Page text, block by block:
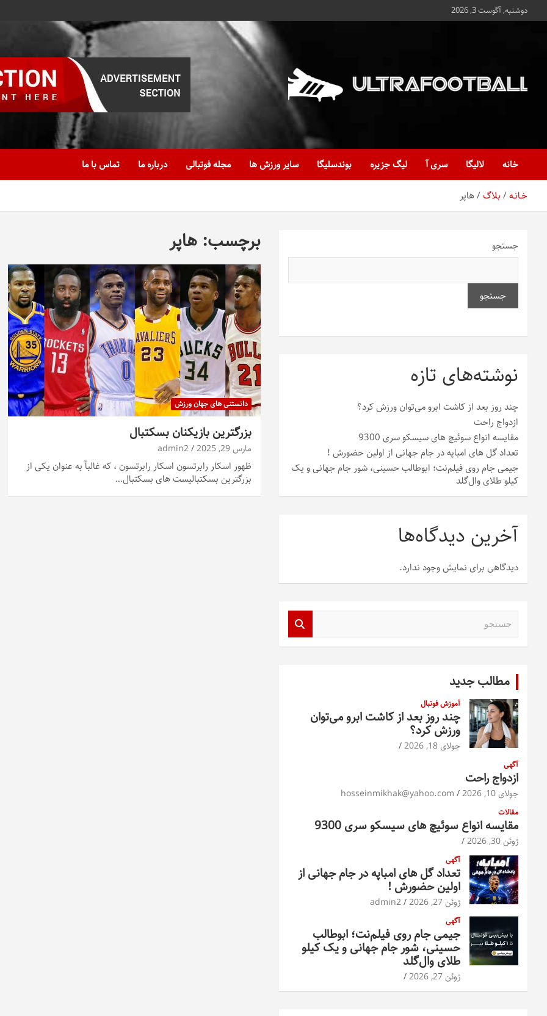
محتوا
دوشنبه, آگوست 3, 2026
Ultrafootball
خانه
لالیگا سری آ لیگ جزیره بوندسلیگا سایر ورزش ها مجله فوتبالی درباره ما تماس با ما
خـانـه بلاگ هاپر
برچسب: هاپر
دانستنی های جهان ورزش
بزرگترین بازیکنان بسکتبال
مارس 29, 2025 admin2
ظهور اسکار رابرتسون اسکار رابرتسون ، که غالباً به عنوان یکی از
بزرگترین بسکتبالیست های بسکتبال…
جستجو
جستجو
نوشته‌های تازه
چند روز بعد از کاشت ابرو می‌توان ورزش کرد؟
ازدواج راحت
مقایسه انواع سوئیچ های سیسکو سری 9300
تعداد گل های امباپه در جام جهانی از اولین حضورش !
جیمی جام روی فیلم‌نت؛ ابوطالب حسینی، شور جام جهانی و یک
کیلو طلای وال‌گلد
آخرین دیدگاه‌ها
دیدگاهی برای نمایش وجود ندارد.
مطالب جدید
آموزش فوتبال
چند روز بعد از کاشت ابرو می‌توان
ورزش کرد؟
جولای 18, 2026
آگهی
ازدواج راحت
جولای 10, 2026 hosseinmikhak@yahoo.com
مقالات
مقایسه انواع سوئیچ های سیسکو سری 9300
ژوئن 30, 2026
آگهی
تعداد گل های امباپه در جام جهانی از
اولین حضورش !
ژوئن 27, 2026 admin2
آگهی
جیمی جام روی فیلم‌نت؛ ابوطالب
حسینی، شور جام جهانی و یک کیلو
طلای وال‌گلد
ژوئن 27, 2026